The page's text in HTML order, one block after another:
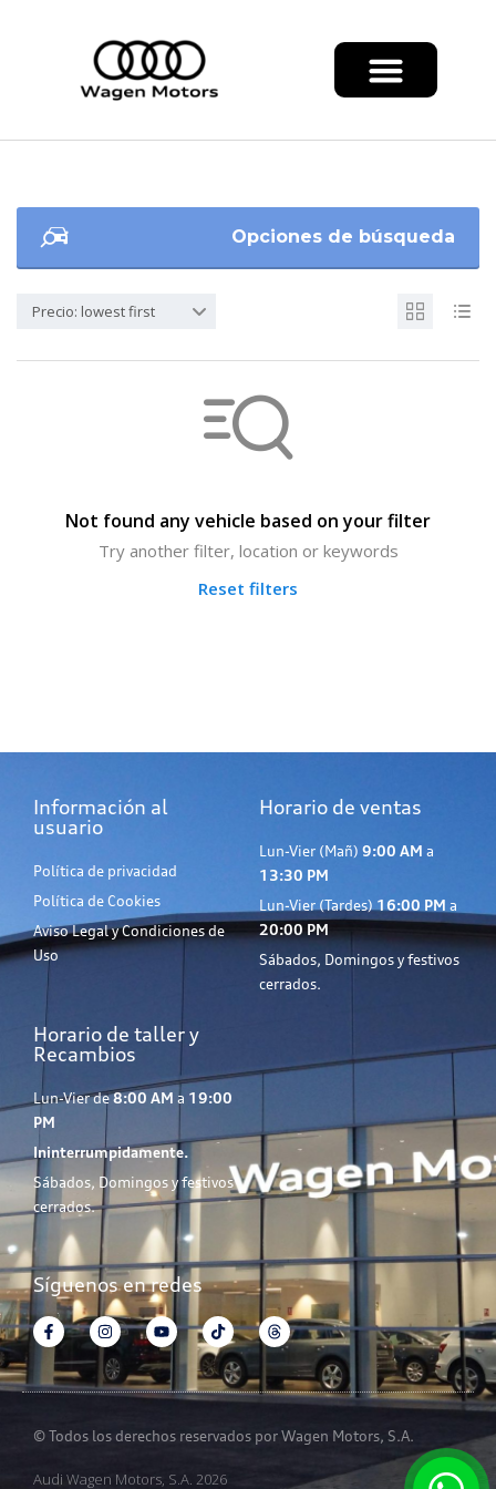
Opciones de búsqueda
Precio: lowest first
Not found any vehicle based on your filter
Try another filter, location or keywords
Reset filters
Información al
usuario
Política de privacidad
Política de Cookies
Aviso Legal y Condiciones de
Uso
Horario de ventas
Lun-Vier (Mañ) 9:00 AM a
13:30 PM
Lun-Vier (Tardes) 16:00 PM a
20:00 PM
Sábados, Domingos y festivos
cerrados.
Horario de taller y
Recambios
Lun-Vier de8:00 AM a 19:00
PM
Ininterrumpidamente.
Sábados, Domingos y festivos
cerrados.
Síguenos en redes
© Todos los derechos reservados por Wagen Motors, S.A.
Audi Wagen Motors, S.A. 2026